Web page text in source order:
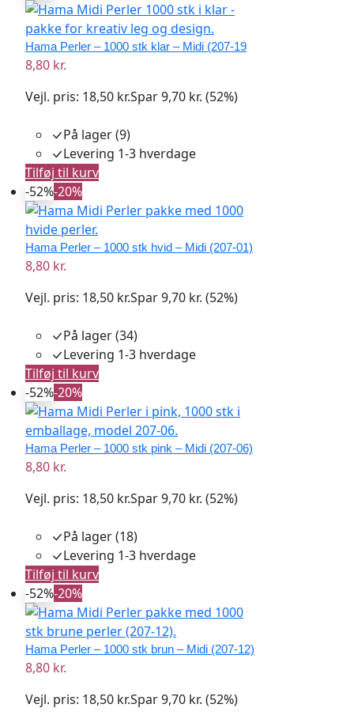
Hama Perler – 1000 stk klar – Midi (207-19
8,80 kr.
Vejl. pris: 18,50 kr.Spar 9,70 kr. (52%)
På lager (9)
Levering 1-3 hverdage
Tilføj til kurv
-52%-20%
Hama Perler – 1000 stk hvid – Midi (207-01)
8,80 kr.
Vejl. pris: 18,50 kr.Spar 9,70 kr. (52%)
På lager (34)
Levering 1-3 hverdage
Tilføj til kurv
-52%-20%
Hama Perler – 1000 stk pink – Midi (207-06)
8,80 kr.
Vejl. pris: 18,50 kr.Spar 9,70 kr. (52%)
På lager (18)
Levering 1-3 hverdage
Tilføj til kurv
-52%-20%
Hama Perler – 1000 stk brun – Midi (207-12)
8,80 kr.
Vejl. pris: 18,50 kr.Spar 9,70 kr. (52%)